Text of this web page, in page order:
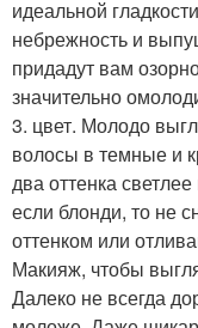
идеальной
небрежность и
придадут вам
значительно
3. цвет. Молодо
волосы в темные и
два оттенка
если блонди, то не
оттенком или
Макияж, чтобы
Далеко не всегда